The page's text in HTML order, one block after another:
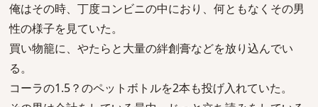
俺はその時、丁度コンビニの中におり、何ともなくその男
性の様子を見ていた。
買い物籠に、やたらと大量の絆創膏などを放り込んでい
る。
コーラの1.5？のペットボトルを2本も投げ入れていた。